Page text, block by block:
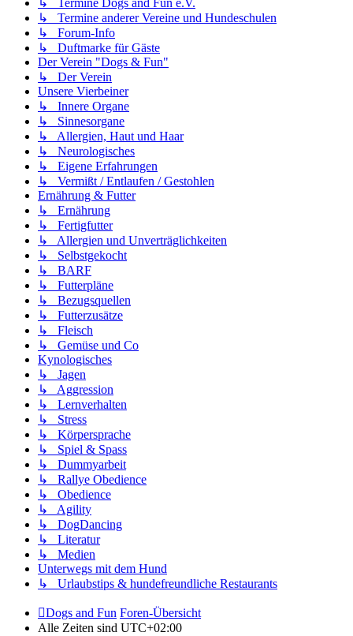
↳ Termine Dogs and Fun e.V.
↳ Termine anderer Vereine und Hundeschulen
↳ Forum-Info
↳ Duftmarke für Gäste
Der Verein "Dogs & Fun"
↳ Der Verein
Unsere Vierbeiner
↳ Innere Organe
↳ Sinnesorgane
↳ Allergien, Haut und Haar
↳ Neurologisches
↳ Eigene Erfahrungen
↳ Vermißt / Entlaufen / Gestohlen
Ernährung & Futter
↳ Ernährung
↳ Fertigfutter
↳ Allergien und Unverträglichkeiten
↳ Selbstgekocht
↳ BARF
↳ Futterpläne
↳ Bezugsquellen
↳ Futterzusätze
↳ Fleisch
↳ Gemüse und Co
Kynologisches
↳ Jagen
↳ Aggression
↳ Lernverhalten
↳ Stress
↳ Körpersprache
↳ Spiel & Spass
↳ Dummyarbeit
↳ Rallye Obedience
↳ Obedience
↳ Agility
↳ DogDancing
↳ Literatur
↳ Medien
Unterwegs mit dem Hund
↳ Urlaubstips & hundefreundliche Restaurants
Dogs and Fun Foren-Übersicht
Alle Zeiten sind UTC+02:00